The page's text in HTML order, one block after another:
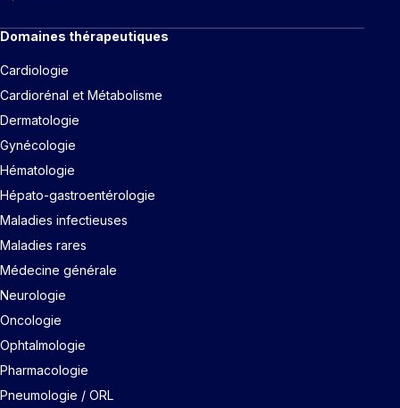
Domaines thérapeutiques
Cardiologie
Cardiorénal et Métabolisme
Dermatologie
Gynécologie
Hématologie
Hépato-gastroentérologie
Maladies infectieuses
Maladies rares
Médecine générale
Neurologie
Oncologie
Ophtalmologie
Pharmacologie
Pneumologie / ORL